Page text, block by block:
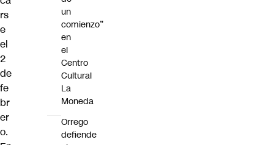
rs
e
el
2
de
fe
br
er
o.
un
comienzo”
en
el
Centro
Cultural
La
Moneda
Orrego
defiende